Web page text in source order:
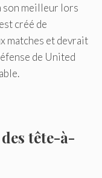
son meilleur lors
créé de
matches et devrait
de United
tête-à-